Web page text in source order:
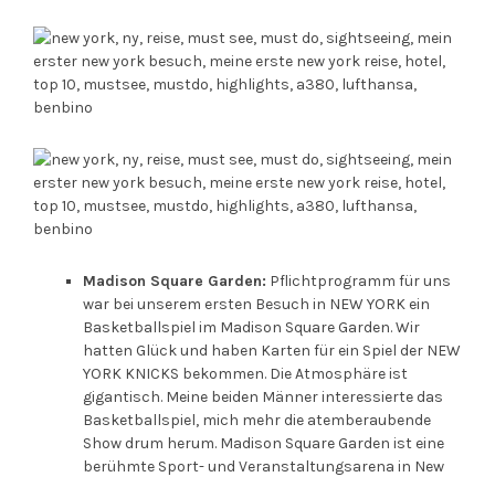
Madison Square Garden: Pflichtprogramm für uns
war bei unserem ersten Besuch in NEW YORK ein
Basketballspiel im Madison Square Garden. Wir
hatten Glück und haben Karten für ein Spiel der NEW
YORK KNICKS bekommen. Die Atmosphäre ist
gigantisch. Meine beiden Männer interessierte das
Basketballspiel, mich mehr die atemberaubende
Show drum herum. Madison Square Garden ist eine
berühmte Sport- und Veranstaltungsarena in New